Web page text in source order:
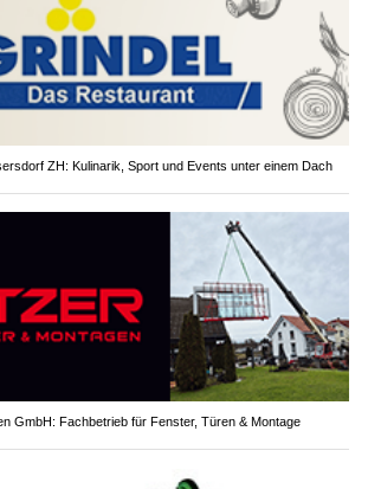
ZH: Kulinarik, Sport und Events unter einem Dach
GmbH: Fachbetrieb für Fenster, Türen & Montage